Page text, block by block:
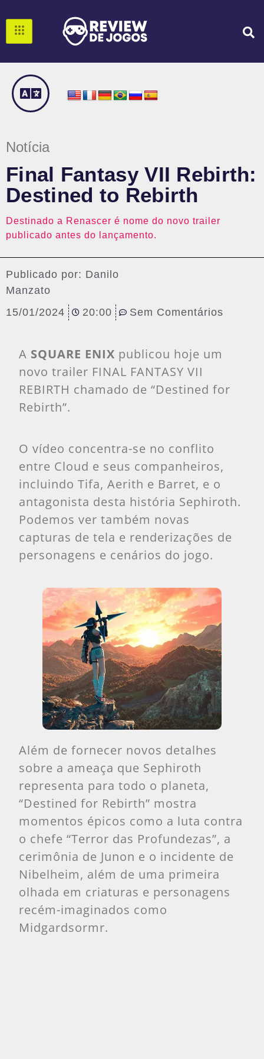
Notícia
Final Fantasy VII Rebirth:
Destined to Rebirth
Destinado a Renascer é nome do novo trailer
publicado antes do lançamento.
Publicado por: Danilo
Manzato
15/01/2024
20:00 Sem Comentários
A SQUARE ENIX publicou hoje um
novo trailer FINAL FANTASY VII
REBIRTH chamado de “Destined for
Rebirth”.
O vídeo concentra-se no conflito
entre Cloud e seus companheiros,
incluindo Tifa, Aerith e Barret, e o
antagonista desta história Sephiroth.
Podemos ver também novas
capturas de tela e renderizações de
personagens e cenários do jogo.
Além de fornecer novos detalhes
sobre a ameaça que Sephiroth
representa para todo o planeta,
“Destined for Rebirth” mostra
momentos épicos como a luta contra
o chefe “Terror das Profundezas”, a
cerimônia de Junon e o incidente de
Nibelheim, além de uma primeira
olhada em criaturas e personagens
recém-imaginados como
Midgardsormr.